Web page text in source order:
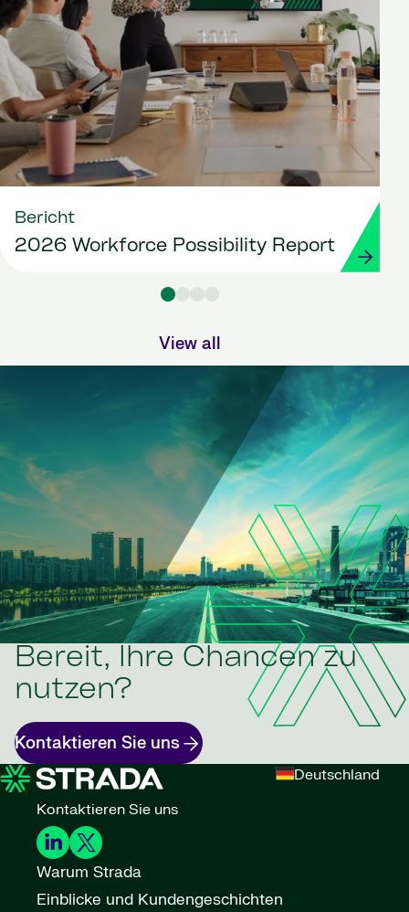
Bericht
2026 Workforce Possibility Report
View all
Bereit, Ihre Chancen zu
nutzen?
Kontaktieren Sie uns
Deutschland
Kontaktieren Sie uns
Warum Strada
Einblicke und Kundengeschichten